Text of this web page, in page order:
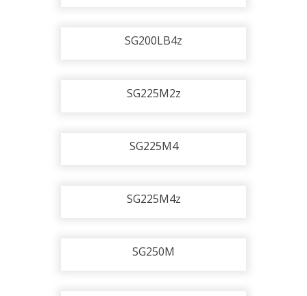
SG200LB4z
SG225M2z
SG225M4
SG225M4z
SG250M